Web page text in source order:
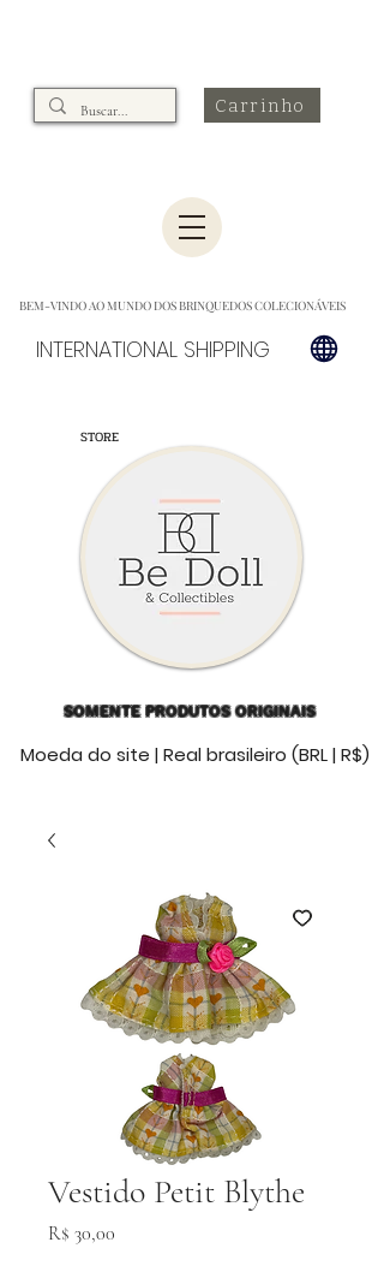
Carrinho
BEM-VINDO AO MUNDO DOS BRINQUEDOS COLECIONÁVEIS
INTERNATIONAL SHIPPING
STORE
SOMENTE PRODUTOS ORIGINAIS
Moeda do site | Real brasileiro (BRL | R$)
Vestido Petit Blythe
R$ 30,00